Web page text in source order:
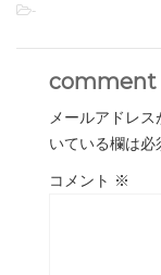
-
comment
メールアドレス
いている欄は必
コメント ※